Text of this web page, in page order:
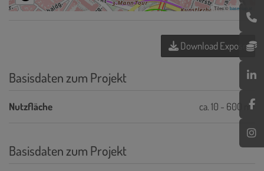
Tiles ©basemap.at
Download Expose
Basisdaten zum Projekt
Nutzfläche ca. 10 - 600 m2
Basisdaten zum Projekt